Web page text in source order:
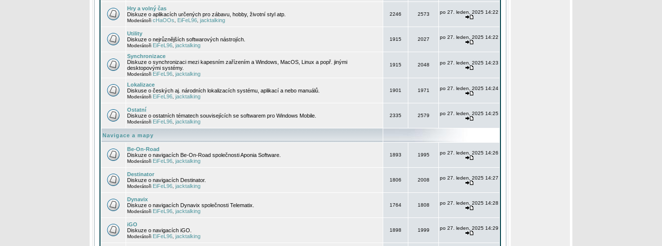
Hry a volný čas
Diskuze o aplikacích určených pro zábavu, hobby, životní styl atp.
Moderátoři cHaOOs EiFeL96 jacktalking
2246 2573 po 27. leden, 2025 14:22
Utility
Diskuze o nejrůznějších softwarových nástrojích.
Moderátoři EiFeL96 jacktalking
1915 2027 po 27. leden, 2025 14:22
Synchronizace
Diskuze o synchronizaci mezi kapesním zařízením a Windows, MacOS, Linux a popř. jinými
desktopovými systémy.
Moderátoři EiFeL96 jacktalking
1915 2048 po 27. leden, 2025 14:23
Lokalizace
Diskuse o českých aj. národních lokalizacích systému, aplikací a nebo manuálů.
Moderátoři EiFeL96 jacktalking
1901 1971 po 27. leden, 2025 14:24
Ostatní
Diskuze o ostatních tématech souvisejících se softwarem pro Windows Mobile.
Moderátoři EiFeL96 jacktalking
2335 2579 po 27. leden, 2025 14:25
Navigace a mapy
Be-On-Road
Diskuze o navigacích Be-On-Road společnosti Aponia Software.
Moderátoři EiFeL96 jacktalking
1893 1995 po 27. leden, 2025 14:26
Destinator
Diskuze o navigacích Destinator.
Moderátoři EiFeL96 jacktalking
1806 2008 po 27. leden, 2025 14:27
Dynavix
Diskuze o navigacích Dynavix společnosti Telematix.
Moderátoři EiFeL96 jacktalking
1764 1808 po 27. leden, 2025 14:28
iGO
Diskuze o navigacích iGO.
Moderátoři EiFeL96 jacktalking
1898 1999 po 27. leden, 2025 14:29